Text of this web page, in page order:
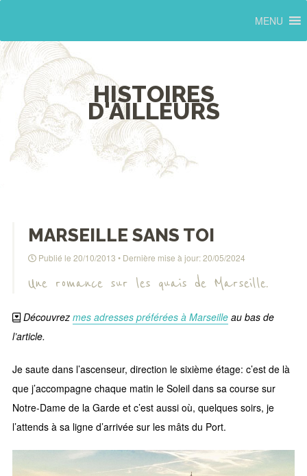
MENU
HISTOIRES
D'AILLEURS
MARSEILLE SANS TOI
Publié le 20/10/2013 • Dernière mise à jour:20/05/2024
Une romance sur les quais de Marseille.
Découvrez mes adresses préférées à Marseilleau bas de
l’article.
Je saute dans l’ascenseur, direction le sixième étage: c’est de là
que j’accompagne chaque matin le Soleil dans sa course sur
Notre-Dame de la Garde et c’est aussi où, quelques soirs, je
l’attends à sa ligne d’arrivée sur les mâts du Port.